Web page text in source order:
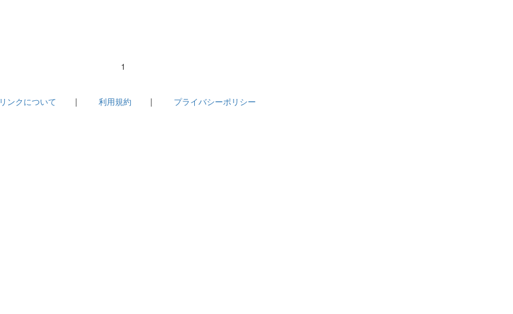
1
リンクについて | 利用規約 | プライバシーポリシー